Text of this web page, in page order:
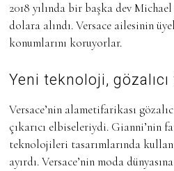
2018 yılında bir başka dev
dolara alındı. Versace ailesinin
konumlarını koruyorlar.
Yeni teknoloji, gözalıcı
Versace’nin alametifarikası
çıkarıcı elbiseleriydi. Gianni’nin
teknolojileri tasarımlarında
ayırdı. Versace’nin moda